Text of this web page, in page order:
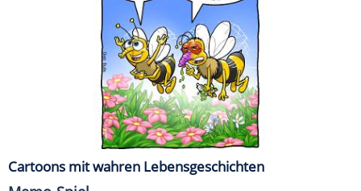
Cartoons mit wahren Lebensgeschichten